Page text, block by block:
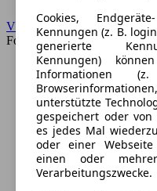
VW
Forum
Cookies,
Kennungen (z. B.
generierte
Kennungen)
Informationen
unterstützte
gespeichert oder
es jedes Mal
oder einer
einen oder
Verarbeitungszwecke.